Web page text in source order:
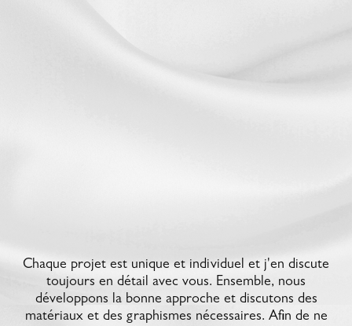
Chaque projet est unique et individuel et j'en discute
toujours en détail avec vous. Ensemble, nous
développons la bonne approche et discutons des
matériaux et des graphismes nécessaires. Afin de ne